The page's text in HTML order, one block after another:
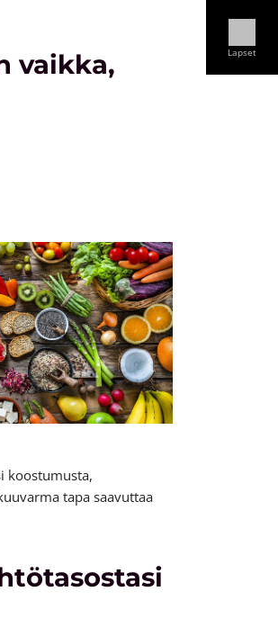
Lapset
vaikka,
koostumusta,
tapa saavuttaa